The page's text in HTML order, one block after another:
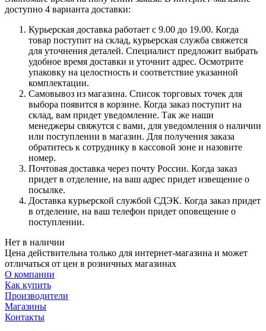
доступно 4 варианта доставки:
Курьерская доставка работает с 9.00 до 19.00. Когда
товар поступит на склад, курьерская служба свяжется
для уточнения деталей. Специалист предложит выбрать
удобное время доставки и уточнит адрес. Осмотрите
упаковку на целостность и соответствие указанной
комплектации.
Самовывоз из магазина. Список торговых точек для
выбора появится в корзине. Когда заказ поступит на
склад, вам придет уведомление. Так же наши
менеджеры свяжутся с вами, для уведомления о наличии
или поступлении в магазин. Для получения заказа
обратитесь к сотруднику в кассовой зоне и назовите
номер.
Почтовая доставка через почту России. Когда заказ
придет в отделение, на ваш адрес придет извещение о
посылке.
Доставка курьерской службой СДЭК. Когда заказ придет
в отделение, на ваш телефон придет оповещение о
поступлении.
Нет в наличии
Цена действительна только для интернет-магазина и может
отличаться от цен в розничных магазинах
О компании
Как купить
Производители
Магазины
Контакты